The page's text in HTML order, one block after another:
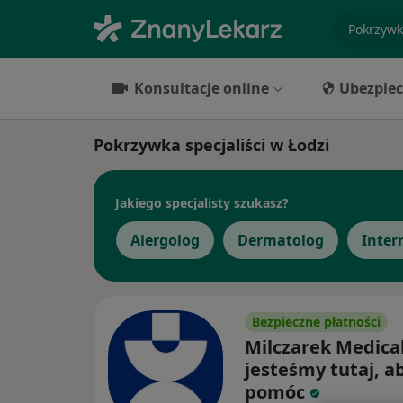
Konsultacje online
Pokrzywka specjaliści w Łodzi
Jakiego specjalisty szukasz?
Alergolog Dermatolog
Bezpieczne płatności
Milczarek
jesteśmy tutaj,
pomóc